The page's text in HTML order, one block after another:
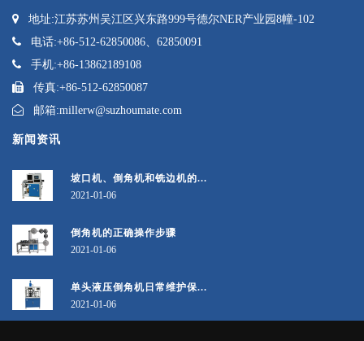
地址:江苏苏州吴江区兴东路999号德尔NER产业园8幢-102
电话:+86-512-62850086、62850091
手机:+86-13862189108
传真:+86-512-62850087
邮箱:millerw@suzhoumate.com
新闻资讯
坡口机、倒角机和铣边机的...
2021-01-06
倒角机的正确操作步骤
2021-01-06
单头液压倒角机日常维护保...
2021-01-06